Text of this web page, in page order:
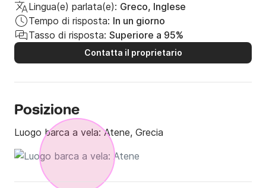
Lingua(e) parlata(e): Greco, Inglese
Tempo di risposta: In un giorno
Tasso di risposta: Superiore a 95%
Contatta il proprietario
Posizione
Luogo barca a vela:Atene, Grecia